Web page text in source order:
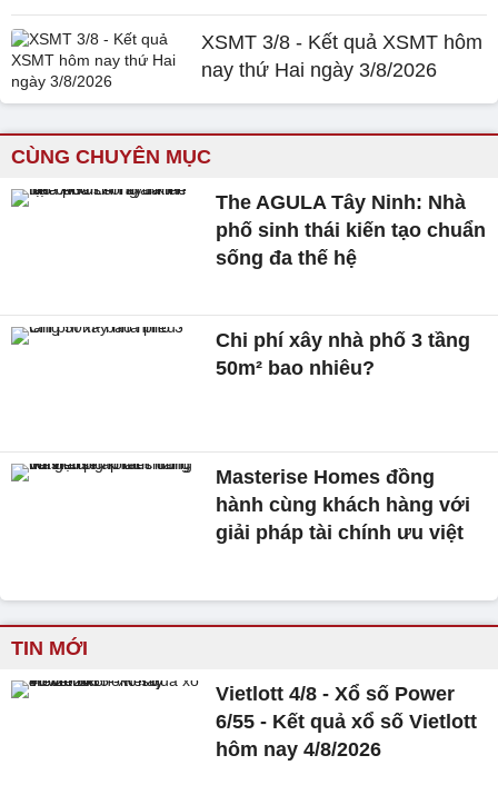
XSMT 3/8 - Kết quả XSMT hôm
nay thứ Hai ngày 3/8/2026
CÙNG CHUYÊN MỤC
The AGULA Tây Ninh: Nhà
phố sinh thái kiến tạo chuẩn
sống đa thế hệ
Chi phí xây nhà phố 3 tầng
50m² bao nhiêu?
Masterise Homes đồng
hành cùng khách hàng với
giải pháp tài chính ưu việt
TIN MỚI
Vietlott 4/8 - Xổ số Power
6/55 - Kết quả xổ số Vietlott
hôm nay 4/8/2026